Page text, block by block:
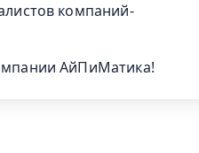
компаний-
АйПиМатика!